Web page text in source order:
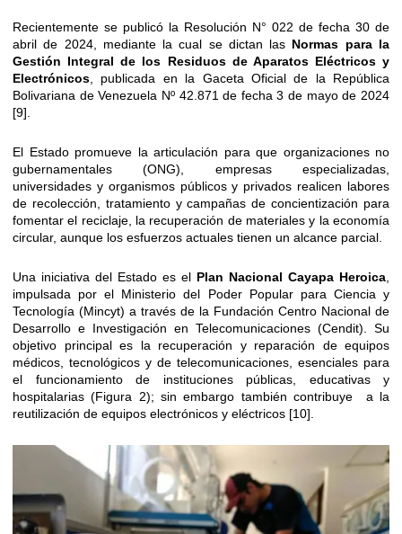
Recientemente se publicó la Resolución N° 022 de fecha 30 de
abril de 2024, mediante la cual se dictan las Normas para la
Gestión Integral de los Residuos de Aparatos Eléctricos y
Electrónicos , publicada en la Gaceta Oficial de la República
Bolivariana de Venezuela Nº 42.871 de fecha 3 de mayo de 2024
[9].
El Estado promueve la articulación para que organizaciones no
gubernamentales (ONG), empresas especializadas,
universidades y organismos públicos y privados realicen labores
de recolección, tratamiento y campañas de concientización para
fomentar el reciclaje, la recuperación de materiales y la economía
circular, aunque los esfuerzos actuales tienen un alcance parcial.
Una iniciativa del Estado es el Plan Nacional Cayapa Heroica
impulsada por el Ministerio del Poder Popular para Ciencia y
Tecnología (Mincyt) a través de la Fundación Centro Nacional de
Desarrollo e Investigación en Telecomunicaciones (Cendit). Su
objetivo principal es la recuperación y reparación de equipos
médicos, tecnológicos y de telecomunicaciones, esenciales para
el funcionamiento de instituciones públicas, educativas y
hospitalarias (Figura 2); sin embargo también contribuye a la
reutilización de equipos electrónicos y eléctricos [10].